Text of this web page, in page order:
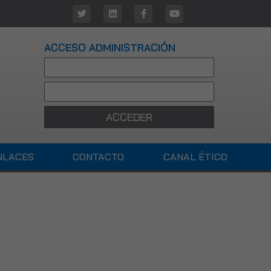
ACCESO ADMINISTRACIÓN
ACCEDER
CONTACTO CANAL ÉTICO